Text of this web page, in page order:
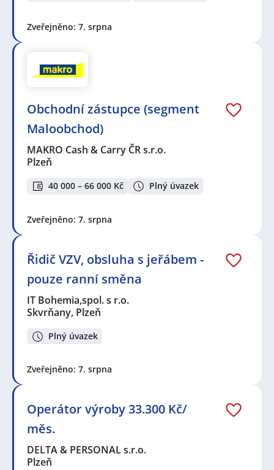
Zveřejněno: 7. srpna
Obchodní zástupce (segment
Maloobchod)
MAKRO Cash & Carry ČR s.r.o.
Plzeň
40 000 – 66 000 Kč Plný úvazek
Zveřejněno: 7. srpna
Řidič VZV, obsluha s jeřábem -
pouze ranní směna
IT Bohemia,spol. s r.o.
Skvrňany, Plzeň
Plný úvazek
Zveřejněno: 7. srpna
Operátor výroby 33.300 Kč/
měs.
DELTA & PERSONAL s.r.o.
Plzeň